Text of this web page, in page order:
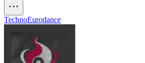
TechnoEurodance